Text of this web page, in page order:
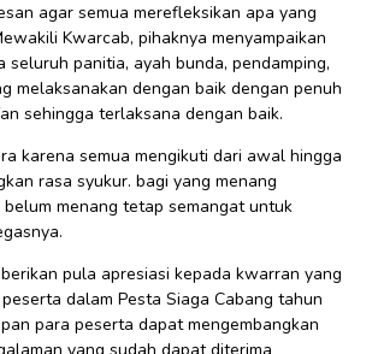
agar semua merefleksikan apa yang
Kwarcab, pihaknya menyampaikan
seluruh panitia, ayah bunda, pendamping,
melaksanakan dengan baik dengan penuh
sehingga terlaksana dengan baik.
karena semua mengikuti dari awal hingga
rasa syukur. bagi yang menang
menang tetap semangat untuk
pula apresiasi kepada kwarran yang
dalam Pesta Siaga Cabang tahun
para peserta dapat mengembangkan